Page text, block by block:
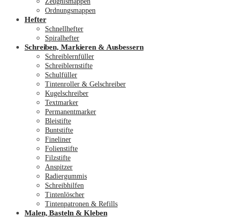
Ordnungsmappen
Hefter
Schnellhefter
Spiralhefter
Schreiben, Markieren & Ausbessern
Schreiblernfüller
Schreiblernstifte
Schulfüller
Tintenroller & Gelschreiber
Kugelschreiber
Textmarker
Permanentmarker
Bleistifte
Buntstifte
Fineliner
Folienstifte
Filzstifte
Anspitzer
Radiergummis
Schreibhilfen
Tintenlöscher
Tintenpatronen & Refills
Malen, Basteln & Kleben